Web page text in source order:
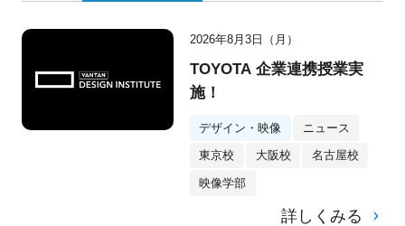
2026年8月3日（月）
TOYOTA 企業連携授業実
施！
デザイン・映像 ニュース
東京校 大阪校 名古屋校
映像学部
詳しくみる